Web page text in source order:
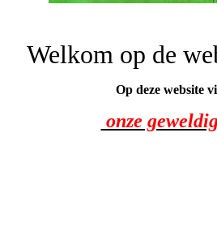
Welkom op de
Op deze website
onze